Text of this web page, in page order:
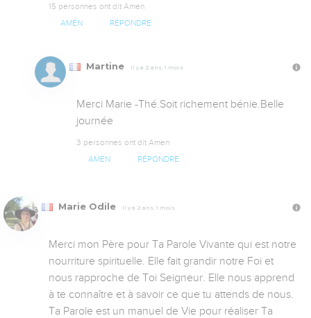
15 personnes ont dit Amen
AMEN RÉPONDRE
Martine Il y a 2 ans, 1 mois
Merci Marie -Thé.Soit richement bénie.Belle
journée
3 personnes ont dit Amen
AMEN RÉPONDRE
Marie Odile Il y a 2 ans, 1 mois
Merci mon Père pour Ta Parole Vivante qui est notre
nourriture spirituelle. Elle fait grandir notre Foi et
nous rapproche de Toi Seigneur. Elle nous apprend
à te connaître et à savoir ce que tu attends de nous.
Ta Parole est un manuel de Vie pour réaliser Ta